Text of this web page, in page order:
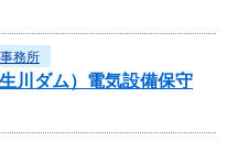
務所
川ダム）電気設備保守